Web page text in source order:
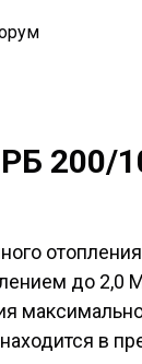
200/
до 2,0
в